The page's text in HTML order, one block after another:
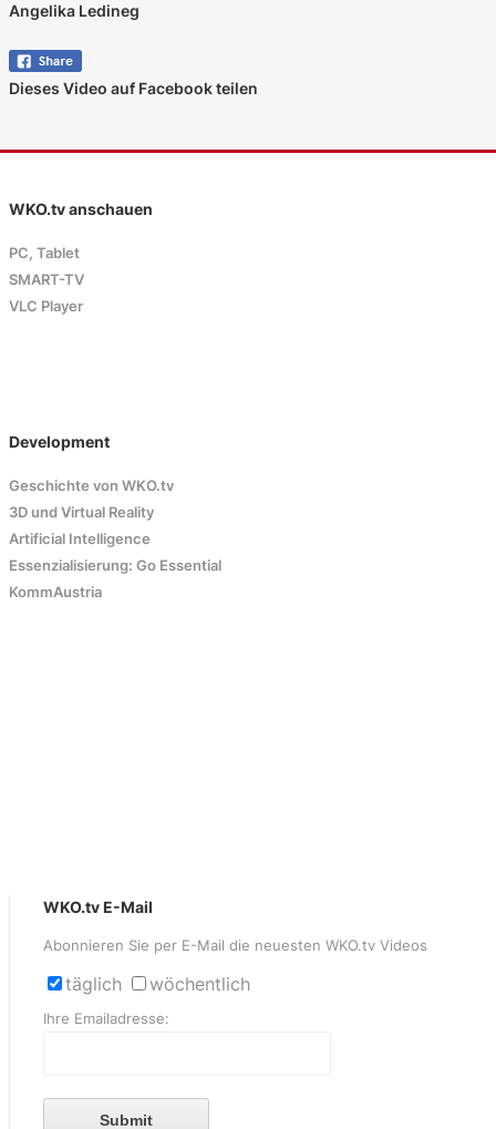
Angelika Ledineg
Dieses Video auf Facebook teilen
WKO.tv anschauen
PC, Tablet
SMART-TV
VLC Player
Development
Geschichte von WKO.tv
3D und Virtual Reality
Artificial Intelligence
Essenzialisierung: Go Essential
KommAustria
WKO.tv E-Mail
Abonnieren Sie per E-Mail die neuesten WKO.tv Videos
täglich wöchentlich
Ihre Emailadresse:
Submit